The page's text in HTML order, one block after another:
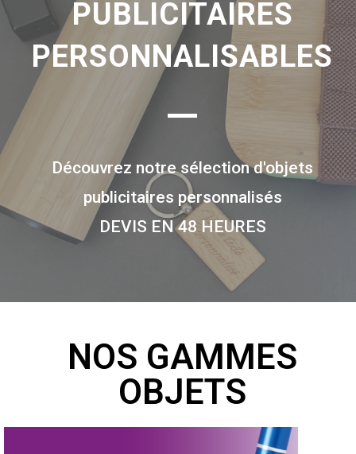
PUBLICITAIRES
PERSONNALISABLES
Découvrez notre sélection d'objets
publicitaires personnalisés
DEVIS EN 48 HEURES
NOS GAMMES
OBJETS